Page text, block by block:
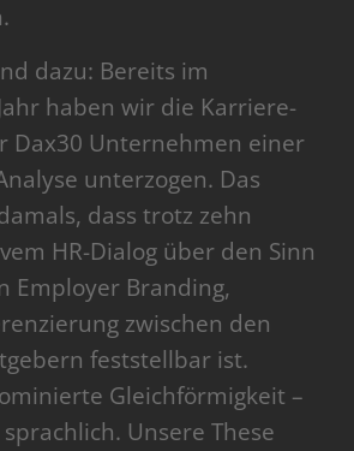
dazu: Bereits im
haben wir die Karriere-
Dax30 Unternehmen einer
unterzogen. Das
dass trotz zehn
HR-Dialog über den Sinn
Employer Branding,
zwischen den
feststellbar ist.
Gleichförmigkeit –
Unsere These